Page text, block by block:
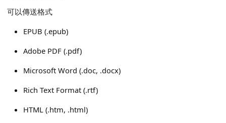
可以傳送格式
EPUB (.epub)
Adobe PDF (.pdf)
Microsoft Word (.doc, .docx)
Rich Text Format (.rtf)
HTML (.htm, .html)